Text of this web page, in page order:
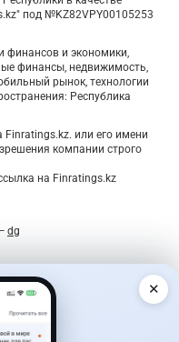
под №KZ82VPY00105253
финансов и экономики,
финансы, недвижимость,
рынок, технологии
Республика
или его имени
компании строго
на Finratings.kz
dg
в неделю
✕